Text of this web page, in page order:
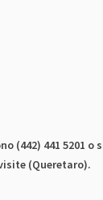
(442) 441 5201 o
(Queretaro).